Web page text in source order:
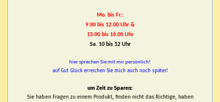
Mo. bis Fr.:
9.00 bis 12.00 Uhr &
13.00 bis 16.00 Uhr
Sa. 10 bis 12 Uhr
hier sprechen Sie mit mir persönlich!
auf Gut Glück erreichen Sie mich auch noch später!
um Zeit zu Sparen:
Sie haben Fragen zu einem Produkt, finden nicht das Richtige, haben